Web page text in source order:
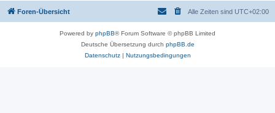
Foren-Übersicht Alle Zeiten sind UTC+02:00
Powered by phpBB® Forum Software © phpBB Limited
Deutsche Übersetzung durch phpBB.de
Datenschutz| Nutzungsbedingungen